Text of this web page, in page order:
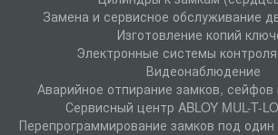
Замена и сервисное обслуживание
Изготовление копий
Электронные системы
Видеонаблюдение
Аварийное отпирание замков,
Сервисный центр ABLOY MUL-T-
Перепрограммирование замков под